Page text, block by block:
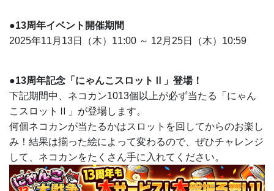
●13周年イベント開催期間
2025年11月13日（木）11:00 ～ 12月25日（木）10:59
●13周年記念「にゃんこスロットⅡ」登場！
下記期間中、ネコカン1013個以上が必ず当たる「にゃん
こスロットⅡ」が登場します。
何個ネコカンが当たるかはスロットを回してからのお楽し
み！結果は揃った絵によって変わるので、ぜひチャレンジ
して、ネコカンをたくさん手に入れてください。